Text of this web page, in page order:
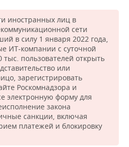
иностранных лиц в
сети
в силу 1 января 2022 года,
ИТ-компании с суточной
тыс. пользователей открыть
или
зарегистрировать
Роскомнадзора и
электронную форму для
закона
санкции, включая
платежей и блокировку